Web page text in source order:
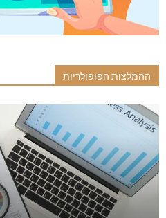
ההמלצות הפופולריות